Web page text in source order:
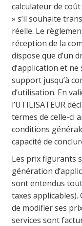
calculateur de
» s’il souhaite
réelle. Le
réception de la
dispose que d’un
d’application et
support jusqu’à
d’utilisation. En
l’UTILISATEUR
termes de celle-ci
conditions
capacité de
Les prix figurants
génération
sont entendus
taxes
de modifier ses
services sont